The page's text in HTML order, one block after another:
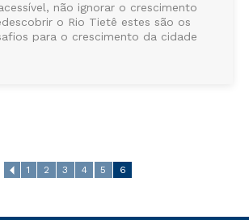
não ignorar o crescimento
o Rio Tietê estes são os
para o crescimento da cidade
do Ceunsp, professora
1 2 3 4 5 6